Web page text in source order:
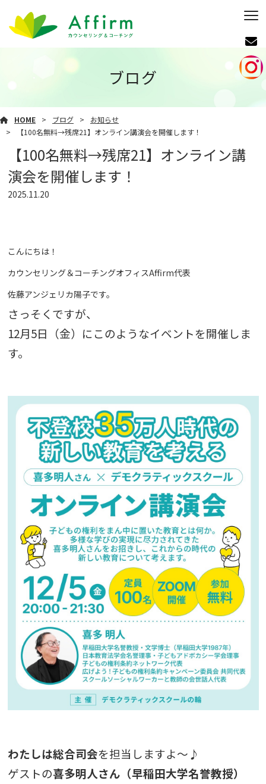
ブログ
HOME ブログ
お知らせ
【100名無料→残席21】オンライン講演会を開催します！
【100名無料→残席21】オンライン講
演会を開催します！
2025.11.20
こんにちは！
カウンセリング＆コーチングオフィスAffirm代表
佐藤アンジェリカ陽子です。
さっそくですが、
12月5日（金）にこのようなイベントを開催しま
す。
わたしは総合司会を担当しますよ～♪
ゲストの喜多明人さん（早稲田大学名誉教授）